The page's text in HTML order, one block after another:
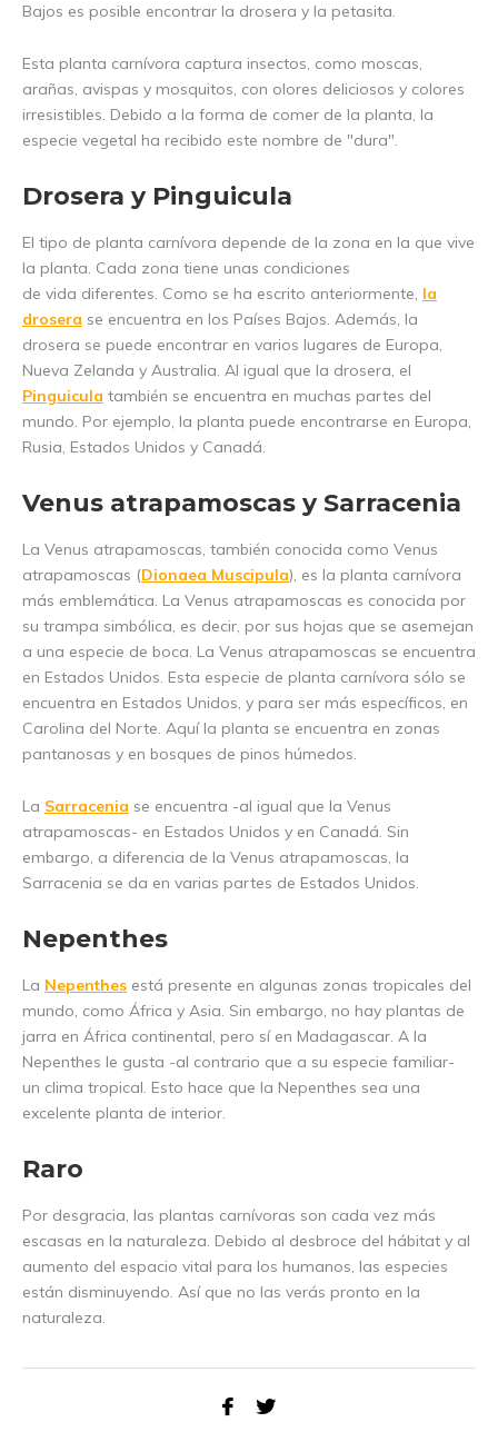
Bajos es posible encontrar la drosera y la petasita.
Esta planta carnívora captura insectos, como moscas,
arañas, avispas y mosquitos, con olores deliciosos y colores
irresistibles. Debido a la forma de comer de la planta, la
especie vegetal ha recibido este nombre de "dura".
Drosera y Pinguicula
El tipo de planta carnívora depende de la zona en la que vive
la planta. Cada zona tiene unas condiciones
de vida diferentes. Como se ha escrito anteriormente, la
drosera se encuentra en los Países Bajos. Además, la
drosera se puede encontrar en varios lugares de Europa,
Nueva Zelanda y Australia. Al igual que la drosera, el
Pinguicula también se encuentra en muchas partes del
mundo. Por ejemplo, la planta puede encontrarse en Europa,
Rusia, Estados Unidos y Canadá.
Venus atrapamoscas y Sarracenia
La Venus atrapamoscas, también conocida como Venus
atrapamoscas (Dionaea Muscipula), es la planta carnívora
más emblemática. La Venus atrapamoscas es conocida por
su trampa simbólica, es decir, por sus hojas que se asemejan
a una especie de boca. La Venus atrapamoscas se encuentra
en Estados Unidos. Esta especie de planta carnívora sólo se
encuentra en Estados Unidos, y para ser más específicos, en
Carolina del Norte. Aquí la planta se encuentra en zonas
pantanosas y en bosques de pinos húmedos.
La Sarracenia se encuentra -al igual que la Venus
atrapamoscas- en Estados Unidos y en Canadá. Sin
embargo, a diferencia de la Venus atrapamoscas, la
Sarracenia se da en varias partes de Estados Unidos.
Nepenthes
La Nepenthes está presente en algunas zonas tropicales del
mundo, como África y Asia. Sin embargo, no hay plantas de
jarra en África continental, pero sí en Madagascar. A la
Nepenthes le gusta -al contrario que a su especie familiar-
un clima tropical. Esto hace que la Nepenthes sea una
excelente planta de interior.
Raro
Por desgracia, las plantas carnívoras son cada vez más
escasas en la naturaleza. Debido al desbroce del hábitat y al
aumento del espacio vital para los humanos, las especies
están disminuyendo. Así que no las verás pronto en la
naturaleza.